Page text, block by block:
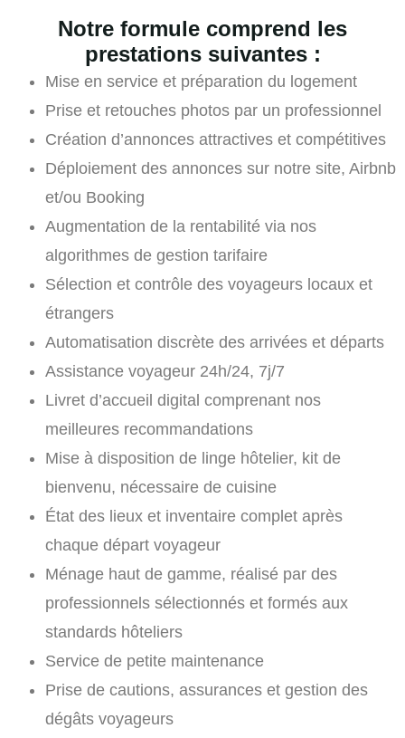
Notre formule comprend les
prestations suivantes :
Mise en service et préparation du logement
Prise et retouches photos par un professionnel
Création d’annonces attractives et compétitives
Déploiement des annonces sur notre site, Airbnb
et/ou Booking
Augmentation de la rentabilité via nos
algorithmes de gestion tarifaire
Sélection et contrôle des voyageurs locaux et
étrangers
Automatisation discrète des arrivées et départs
Assistance voyageur 24h/24, 7j/7
Livret d’accueil digital comprenant nos
meilleures recommandations
Mise à disposition de linge hôtelier, kit de
bienvenu, nécessaire de cuisine
État des lieux et inventaire complet après
chaque départ voyageur
Ménage haut de gamme, réalisé par des
professionnels sélectionnés et formés aux
standards hôteliers
Service de petite maintenance
Prise de cautions, assurances et gestion des
dégâts voyageurs